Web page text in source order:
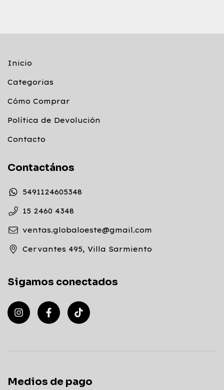
Inicio
Categorias
Cómo Comprar
Política de Devolución
Contacto
Contactános
5491124605348
15 2460 4348
ventas.globaloeste@gmail.com
Cervantes 495, Villa Sarmiento
Sigamos conectados
Medios de pago